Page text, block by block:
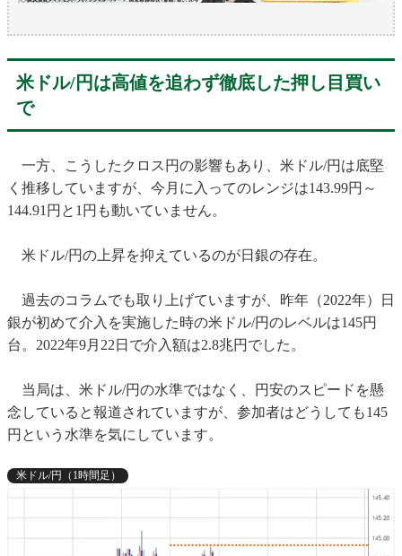
米ドル/円は高値を追わず徹底した押し目買い
で
一方、こうしたクロス円の影響もあり、米ドル/円は底堅
く推移していますが、今月に入ってのレンジは143.99円～
144.91円と1円も動いていません。
米ドル/円の上昇を抑えているのが日銀の存在。
過去のコラムでも取り上げていますが、昨年（2022年）日
銀が初めて介入を実施した時の米ドル/円のレベルは145円
台。2022年9月22日で介入額は2.8兆円でした。
当局は、米ドル/円の水準ではなく、円安のスピードを懸
念していると報道されていますが、参加者はどうしても145
円という水準を気にしています。
米ドル/円（1時間足）